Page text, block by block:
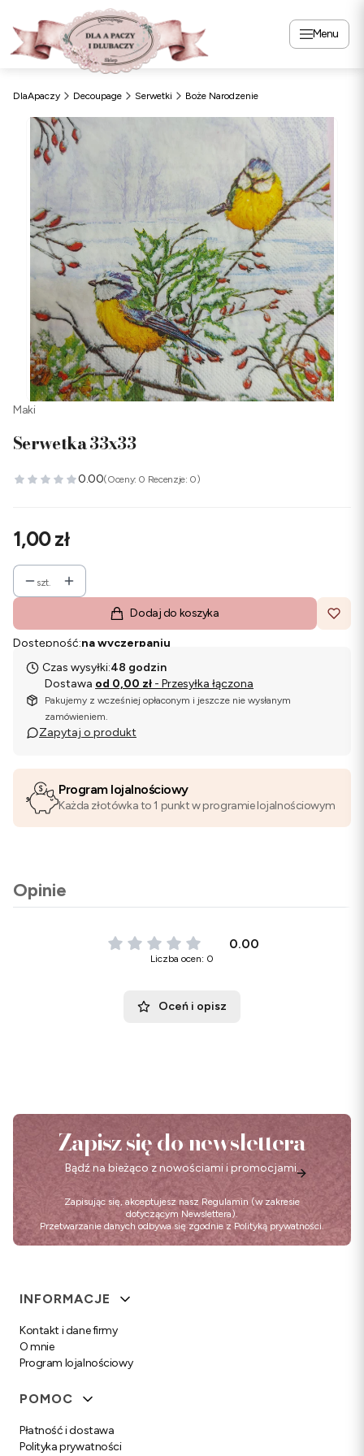
Menu
DlaApaczy Decoupage Serwetki Boże Narodzenie
Maki
Serwetka 33x33
0.00(Oceny: 0 Recenzje: 0)
Cena
1,00 zł
szt.
Dodaj do koszyka
Dostępność:na wyczerpaniu
Czas wysyłki:48 godzin
Dostawa od 0,00 zł - Przesyłka łączona
Pakujemy z wcześniej opłaconym i jeszcze nie wysłanym
zamówieniem.
Zapytaj o produkt
Program lojalnościowy
Każda złotówka to 1 punkt w programie lojalnościowym
Opinie
0.00
Liczba ocen: 0
Oceń i opisz
Zapisz się do newslettera
Bądź na bieżąco z nowościami i promocjami.
Zapisując się, akceptujesz nasz Regulamin (w zakresie
dotyczącym Newslettera).
Przetwarzanie danych odbywa się zgodnie z Polityką prywatności.
Linki w stopce
INFORMACJE
Kontakt i dane firmy
O mnie
Program lojalnościowy
POMOC
Płatność i dostawa
Polityka prywatności